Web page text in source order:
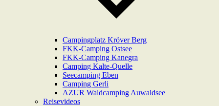
Campingplatz Kröver Berg
FKK-Camping Ostsee
FKK-Camping Kanegra
Camping Kalte-Quelle
Seecamping Eben
Camping Gerli
AZUR Waldcamping Auwaldsee
Reisevideos